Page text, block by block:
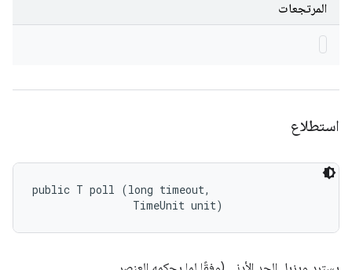
المرتجعات
استطلاع
public T poll (long timeout,
                TimeUnit unit)